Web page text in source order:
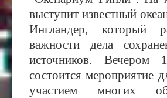
выступит известный
Ингландер, который
важности дела
источников. Вечером
состоится мероприятие
участием многих